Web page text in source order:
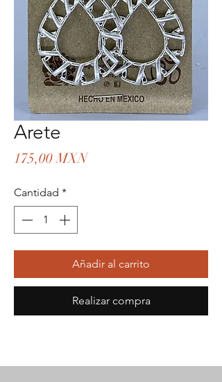
Arete
175,00 MXNPrecio
Cantidad *
Añadir al carrito
Realizar compra